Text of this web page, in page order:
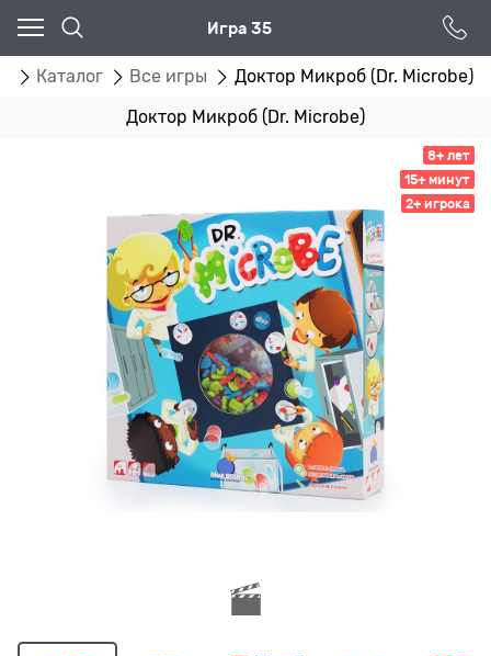
Игра 35
Каталог Все игры Доктор Микроб (Dr. Microbe)
Доктор Микроб (Dr. Microbe)
8+ лет
15+ минут
2+ игрока